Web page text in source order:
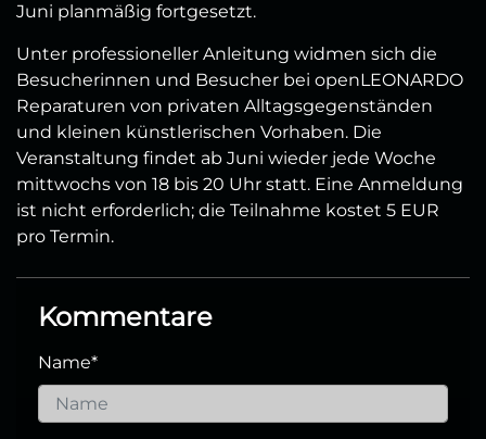
Juni planmäßig fortgesetzt.
Unter professioneller Anleitung widmen sich die
Besucherinnen und Besucher bei openLEONARDO
Reparaturen von privaten Alltagsgegenständen
und kleinen künstlerischen Vorhaben. Die
Veranstaltung findet ab Juni wieder jede Woche
mittwochs von 18 bis 20 Uhr statt. Eine Anmeldung
ist nicht erforderlich; die Teilnahme kostet 5 EUR
pro Termin.
Kommentare
Name*